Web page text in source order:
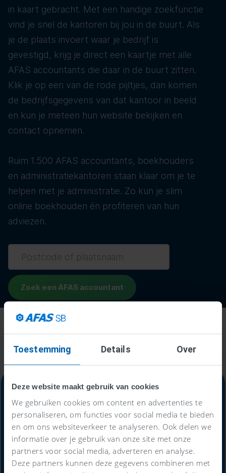
Toestemming Details Over
Deze website maakt gebruik van cookies
We gebruiken cookies om content en advertenties te
personaliseren, om functies voor social media te bieden
en om ons websiteverkeer te analyseren. Ook delen we
informatie over je gebruik van onze site met onze
partners voor social media, adverteren en analyse.
Deze partners kunnen deze gegevens combineren met
in kaart gebracht. Met een handige zoekfunctie
vind je snel de kantoren bij jou in de buurt. Als
je de plaats invoert waar je bedrijf is
gevestigd, krijg je direct een kaartje met alle
AFAS accountants die daar in de buurt zitten.
Klik je op een van de rode pijltjes, dan komen
de bedrijfsgegevens van dat kantoor in beeld
en kun je meteen hun website bekijken en
contact opnemen.
Ruim 1.500 AFAS accountants, boekhouders
en administratiekantoren staan klaar om je te
helpen met je administratie. Zo kun je slim
online boekhouden én profiteren van hun
adviezen.
Alles-in-één-prijs
€